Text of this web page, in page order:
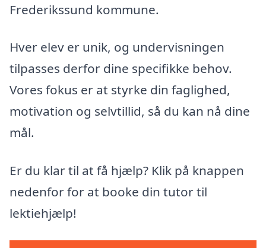
Frederikssund kommune.
Hver elev er unik, og undervisningen
tilpasses derfor dine specifikke behov.
Vores fokus er at styrke din faglighed,
motivation og selvtillid, så du kan nå dine
mål.
Er du klar til at få hjælp? Klik på knappen
nedenfor for at booke din tutor til
lektiehjælp!